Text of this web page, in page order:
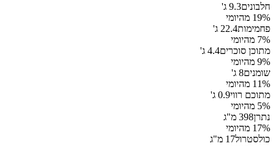
חלבונים9.3 ג'
19% מהיומי
פחמימות22.4 ג'
7% מהיומי
מתוכן סוכרים4.4 ג'
9% מהיומי
שומנים8 ג'
11% מהיומי
מתוכם רווי0.9 ג'
5% מהיומי
נתרן398 מ"ג
17% מהיומי
כולסטרול17 מ"ג